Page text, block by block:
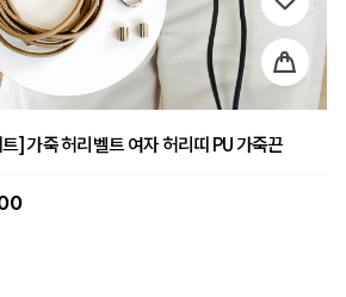
트] 가죽 허리벨트 여자 허리띠 PU 가죽끈